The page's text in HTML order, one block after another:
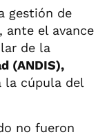
gestión de
ante el avance
de la
(ANDIS),
la cúpula del
no fueron